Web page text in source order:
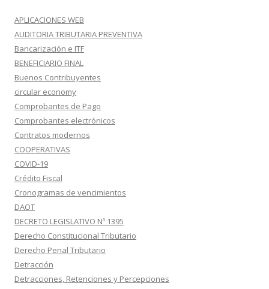
APLICACIONES WEB
AUDITORIA TRIBUTARIA PREVENTIVA
Bancarización e ITF
BENEFICIARIO FINAL
Buenos Contribuyentes
circular economy
Comprobantes de Pago
Comprobantes electrónicos
Contratos modernos
COOPERATIVAS
COVID-19
Crédito Fiscal
Cronogramas de vencimientos
DAOT
DECRETO LEGISLATIVO Nº 1395
Derecho Constitucional Tributario
Derecho Penal Tributario
Detracción
Detracciones, Retenciones y Percepciones